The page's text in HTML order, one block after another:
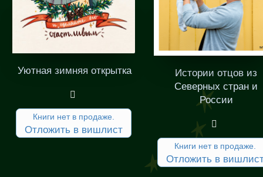
Уютная зимняя открытка
Книги нет в продаже.
Отложить в вишлист
Истории отцов из
Северных стран и
России
Книги нет в продаже.
Отложить в